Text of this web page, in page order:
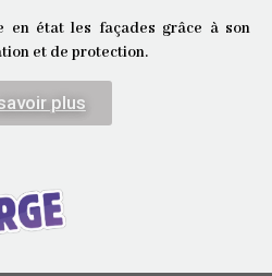
en état les façades grâce à son
et de protection.
plus